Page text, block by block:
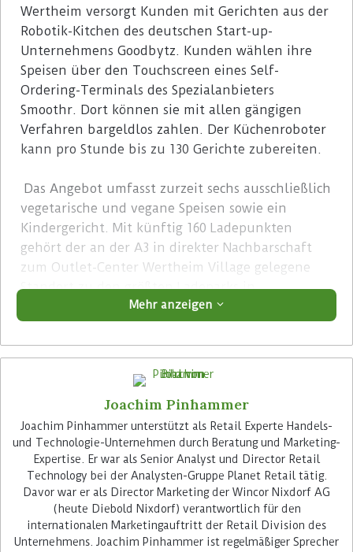
Wertheim versorgt Kunden mit Gerichten aus der
Robotik-Kitchen des deutschen Start-up-
Unternehmens Goodbytz. Kunden wählen ihre
Speisen über den Touchscreen eines Self-
Ordering-Terminals des Spezialanbieters
Smoothr. Dort können sie mit allen gängigen
Verfahren bargeldlos zahlen. Der Küchenroboter
kann pro Stunde bis zu 130 Gerichte zubereiten.
Das Angebot umfasst zurzeit sechs ausschließlich
vegetarische und vegane Speisen sowie ein
Kindergericht. Mit künftig 160 Ladepunkten
gehört der an der A3 in direkter Nachbarschaft
zum Outlet-Center Wertheim Village gelegene
Standort zu den größten Ladeparks in
Deutschland. Im Wertheim Village kaufen im
Schnitt täglich 10.000 Besucher in mehr als 100
Geschäften ein.
Advertisement
Das Gastronomiekonzept des Ladeparks
entwickelte Ernährungsexperte und Star-Koch
Mehr anzeigen
Joachim Pinhammer
Joachim Pinhammer unterstützt als Retail Experte Handels-
und Technologie-Unternehmen durch Beratung und Marketing-
Expertise. Er war als Senior Analyst und Director Retail
Technology bei der Analysten-Gruppe Planet Retail tätig.
Davor war er als Director Marketing der Wincor Nixdorf AG
(heute Diebold Nixdorf) verantwortlich für den
internationalen Marketingauftritt der Retail Division des
Unternehmens. Joachim Pinhammer ist regelmäßiger Sprecher